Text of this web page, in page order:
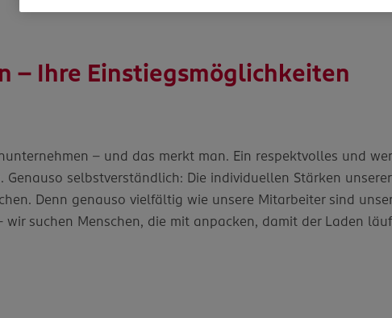
– Ihre Einstiegsmöglichkeiten
– und das merkt man. Ein respektvolles und
selbstverständlich: Die individuellen Stärken
Denn genauso vielfältig wie unsere Mitarbeiter sind
wir suchen Menschen, die mit anpacken, damit der Laden